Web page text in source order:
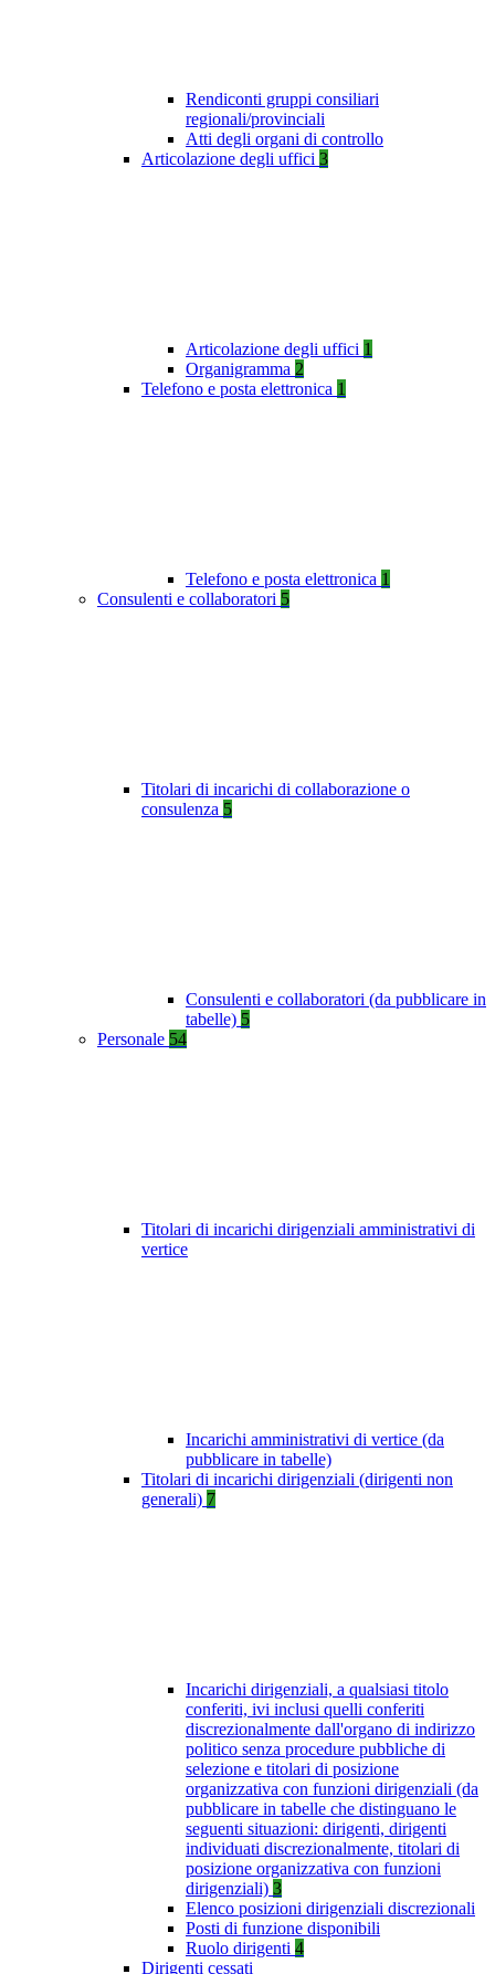
Rendiconti gruppi consiliari
regionali/provinciali
Atti degli organi di controllo
Articolazione degli uffici 3
Articolazione degli uffici 1
Organigramma 2
Telefono e posta elettronica 1
Telefono e posta elettronica 1
Consulenti e collaboratori 5
Titolari di incarichi di collaborazione o
consulenza 5
Consulenti e collaboratori (da pubblicare in
tabelle) 5
Personale 54
Titolari di incarichi dirigenziali amministrativi di
vertice
Incarichi amministrativi di vertice (da
pubblicare in tabelle)
Titolari di incarichi dirigenziali (dirigenti non
generali) 7
Incarichi dirigenziali, a qualsiasi titolo
conferiti, ivi inclusi quelli conferiti
discrezionalmente dall'organo di indirizzo
politico senza procedure pubbliche di
selezione e titolari di posizione
organizzativa con funzioni dirigenziali (da
pubblicare in tabelle che distinguano le
seguenti situazioni: dirigenti, dirigenti
individuati discrezionalmente, titolari di
posizione organizzativa con funzioni
dirigenziali) 3
Elenco posizioni dirigenziali discrezionali
Posti di funzione disponibili
Ruolo dirigenti 4
Dirigenti cessati